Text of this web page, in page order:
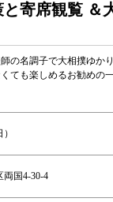
寄席観覧 ＆
の名調子で大相撲ゆか
ても楽しめるお勧めの
国4-30-4